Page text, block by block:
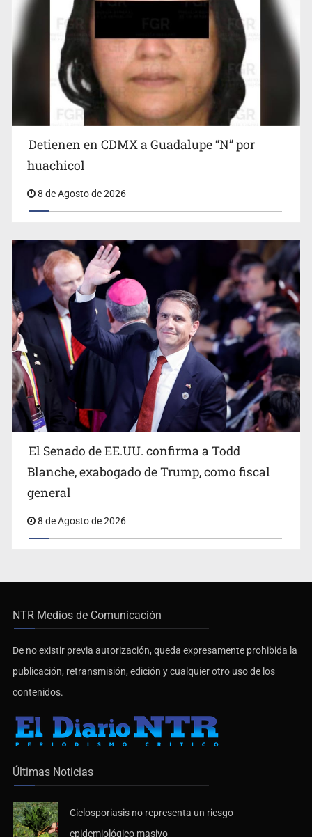
Ciclosporiasis no representa un riesgo epidemiológico
masivo
Detienen en CDMX a Guadalupe “N” por
huachicol
8 de Agosto de 2026
El Senado de EE.UU. confirma a Todd
Blanche, exabogado de Trump, como fiscal
general
8 de Agosto de 2026
NTR Medios de Comunicación
De no existir previa autorización, queda expresamente prohibida la
publicación, retransmisión, edición y cualquier otro uso de los
contenidos.
Últimas Noticias
Ciclosporiasis no representa un riesgo
epidemiológico masivo